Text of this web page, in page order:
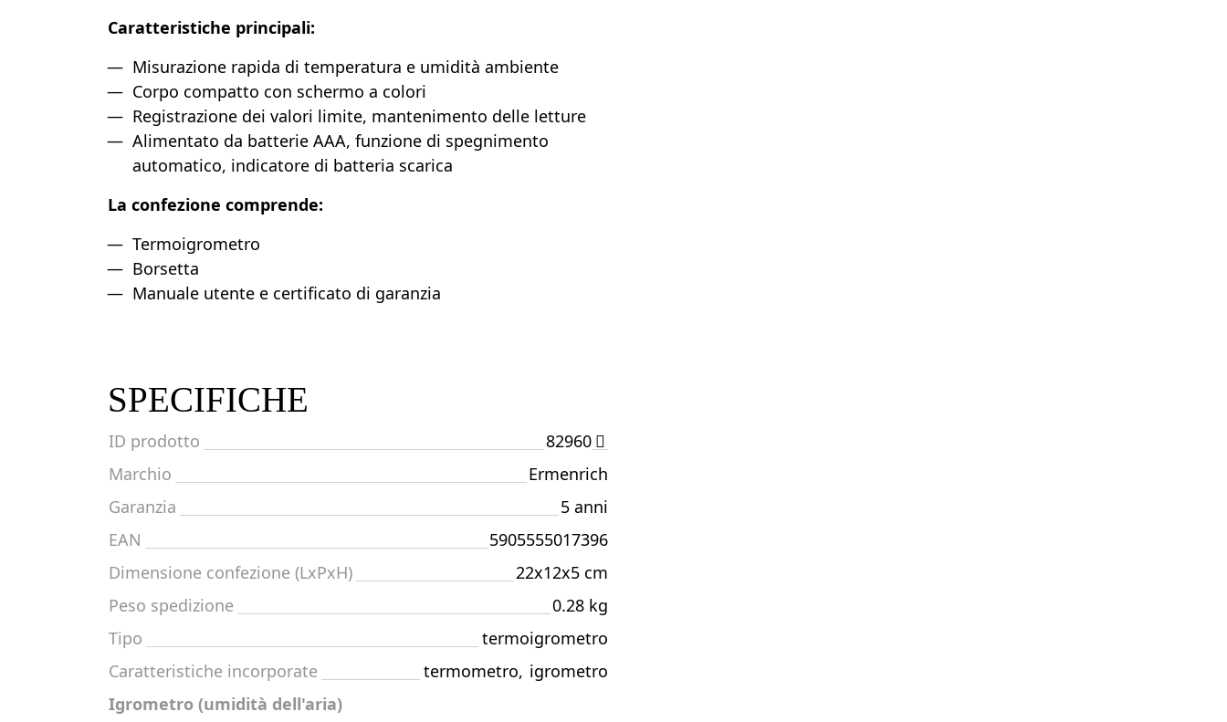
Caratteristiche principali:
Misurazione rapida di temperatura e umidità ambiente
Corpo compatto con schermo a colori
Registrazione dei valori limite, mantenimento delle letture
Alimentato da batterie AAA, funzione di spegnimento
automatico, indicatore di batteria scarica
La confezione comprende:
Termoigrometro
Borsetta
Manuale utente e certificato di garanzia
SPECIFICHE
ID prodotto
82960
Marchio
Ermenrich
Garanzia
5 anni
EAN
5905555017396
Dimensione confezione (LxPxH)
22x12x5 cm
Peso spedizione
0.28 kg
Tipo
termoigrometro
Caratteristiche incorporate
termometro, igrometro
Igrometro (umidità dell'aria)